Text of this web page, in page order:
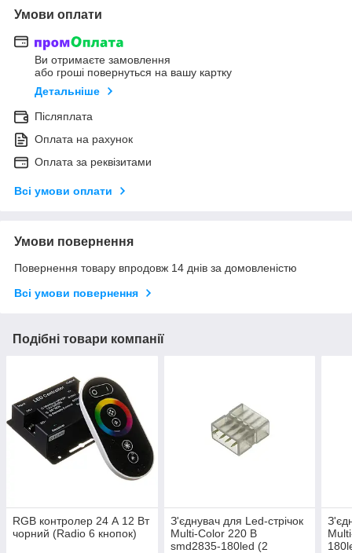
Умови оплати
Ви отримаєте замовлення
або гроші повернуться на вашу картку
Детальніше
Післяплата
Оплата на рахунок
Оплата за реквізитами
Всі умови оплати
Умови повернення
Повернення товару впродовж 14 днів за домовленістю
Всі умови повернення
Подібні товари компанії
RGB контролер 24 А 12 Вт
чорний (Radio 6 кнопок)
З'єднувач для Led-стрічок
Multi-Color 220 В
smd2835-180led (2